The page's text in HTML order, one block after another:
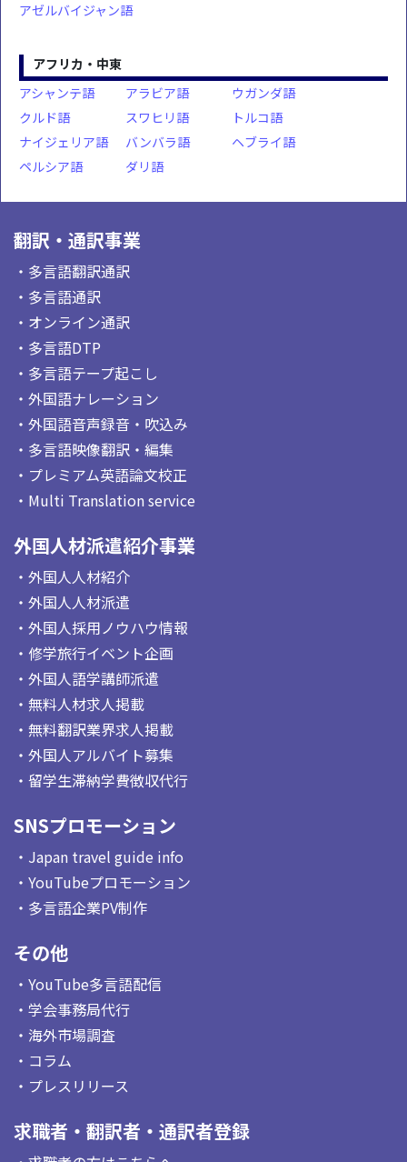
アゼルバイジャン語
アフリカ・中東
アシャンテ語
アラビア語
ウガンダ語
クルド語
スワヒリ語
トルコ語
ナイジェリア語
バンバラ語
ヘブライ語
ペルシア語
ダリ語